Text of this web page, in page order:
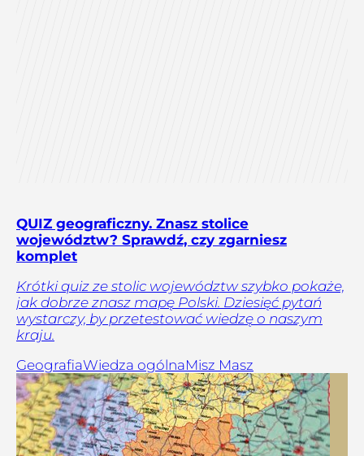
QUIZ geograficzny. Znasz stolice
województw? Sprawdź, czy zgarniesz
komplet
Krótki quiz ze stolic województw szybko pokaże,
jak dobrze znasz mapę Polski. Dziesięć pytań
wystarczy, by przetestować wiedzę o naszym
kraju.
GeografiaWiedza ogólnaMisz Masz